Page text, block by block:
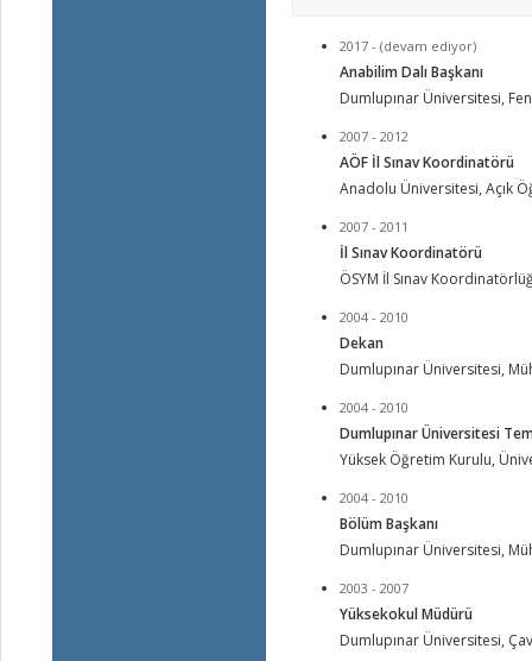
2017 - (devam ediyor)
Anabilim Dalı Başkanı
Dumlupınar Üniversitesi,
2007 - 2012
AÖF İl Sınav Koordinatörü
Anadolu Üniversitesi, Açık
2007 - 2011
İl Sınav Koordinatörü
ÖSYM İl Sınav
2004 - 2010
Dekan
Dumlupınar Üniversitesi,
2004 - 2010
Dumlupınar Üniversitesi
Yüksek Öğretim Kurulu,
2004 - 2010
Bölüm Başkanı
Dumlupınar Üniversitesi,
2003 - 2007
Yüksekokul Müdürü
Dumlupınar Üniversitesi,